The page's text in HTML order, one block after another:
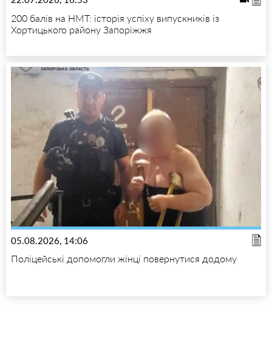
200 балів на НМТ: історія успіху випускників із
Хортицького району Запоріжжя
05.08.2026, 14:06
Поліцейські допомогли жінці повернутися додому